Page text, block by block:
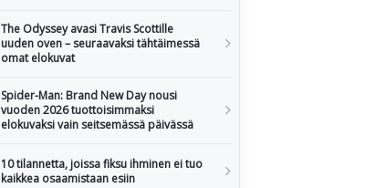
The Odyssey avasi Travis Scottille
uuden oven – seuraavaksi tähtäimessä
omat elokuvat
Spider-Man: Brand New Day nousi
vuoden 2026 tuottoisimmaksi
elokuvaksi vain seitsemässä päivässä
10 tilannetta, joissa fiksu ihminen ei tuo
kaikkea osaamistaan esiin